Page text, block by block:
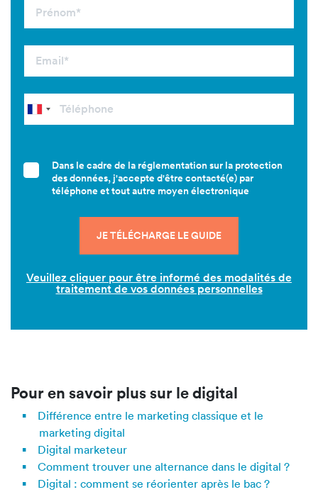
Dans le cadre de la réglementation sur la protection
des données, j'accepte d'être contacté(e) par
téléphone et tout autre moyen électronique
Veuillez cliquer pour être informé des modalités de
traitement de vos données personnelles
Pour en savoir plus sur le digital
Différence entre le marketing classique et le
marketing digital
Digital marketeur
Comment trouver une alternance dans le digital ?
Digital : comment se réorienter après le bac ?